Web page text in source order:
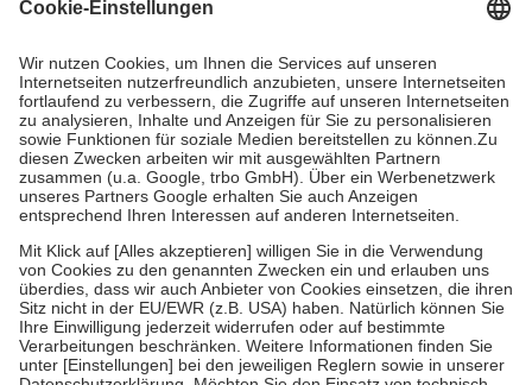
Grundsätzlich leisten Mitglieder Zuzahlungen in Höhe von zehn
höchstens zehn Euro.
Es sind jedoch nie mehr als die tatsächlichen
Kosten der Leistung zu entrichten.
Diese Regeln gelten grundsätzlich auch für Online-Apotheken.
Bei Heilmitteln und häuslicher Krankenpflege beträgt die
Zuzahlung zehn Prozent der Kosten sowie zehn Euro je
Verordnung.
Um das Engagement der Versicherten für ihre eigene Gesundheit zu
stärken und die besondere Stellung der Familie zu unterstützen,
fallenkeine Zuzahlungenan bei:
• Kindern und Jugendlichen bis zum vollendeten 18. Lebensjahr
mit Ausnahme der Fahrkosten
• Untersuchungen zur Vorsorge und Früherkennung, die von der
GKV getragen werden
• empfohlenen Schutzimpfungen